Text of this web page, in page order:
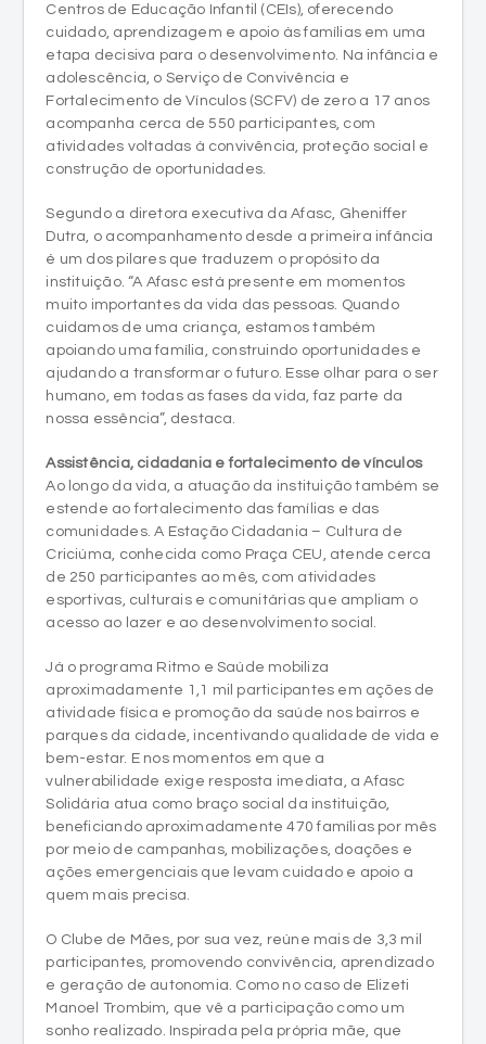
Centros de Educação Infantil (CEIs), oferecendo
cuidado, aprendizagem e apoio às famílias em uma
etapa decisiva para o desenvolvimento. Na infância e
adolescência, o Serviço de Convivência e
Fortalecimento de Vínculos (SCFV) de zero a 17 anos
acompanha cerca de 550 participantes, com
atividades voltadas à convivência, proteção social e
construção de oportunidades.
Segundo a diretora executiva da Afasc, Gheniffer
Dutra, o acompanhamento desde a primeira infância
é um dos pilares que traduzem o propósito da
instituição. “A Afasc está presente em momentos
muito importantes da vida das pessoas. Quando
cuidamos de uma criança, estamos também
apoiando uma família, construindo oportunidades e
ajudando a transformar o futuro. Esse olhar para o ser
humano, em todas as fases da vida, faz parte da
nossa essência”, destaca.
Assistência, cidadania e fortalecimento de vínculos
Ao longo da vida, a atuação da instituição também se
estende ao fortalecimento das famílias e das
comunidades. A Estação Cidadania – Cultura de
Criciúma, conhecida como Praça CEU, atende cerca
de 250 participantes ao mês, com atividades
esportivas, culturais e comunitárias que ampliam o
acesso ao lazer e ao desenvolvimento social.
Já o programa Ritmo e Saúde mobiliza
aproximadamente 1,1 mil participantes em ações de
atividade física e promoção da saúde nos bairros e
parques da cidade, incentivando qualidade de vida e
bem-estar. E nos momentos em que a
vulnerabilidade exige resposta imediata, a Afasc
Solidária atua como braço social da instituição,
beneficiando aproximadamente 470 famílias por mês
por meio de campanhas, mobilizações, doações e
ações emergenciais que levam cuidado e apoio a
quem mais precisa.
O Clube de Mães, por sua vez, reúne mais de 3,3 mil
participantes, promovendo convivência, aprendizado
e geração de autonomia. Como no caso de Elizeti
Manoel Trombim, que vê a participação como um
sonho realizado. Inspirada pela própria mãe, que